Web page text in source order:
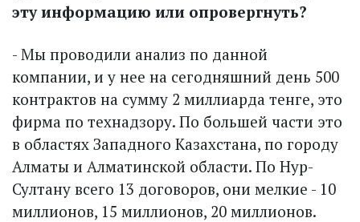
эту информацию или опровергнуть?
- Мы проводили анализ по данной
компании, и у нее на сегодняшний день 500
контрактов на сумму 2 миллиарда тенге, это
фирма по технадзору. По большей части это
в областях Западного Казахстана, по городу
Алматы и Алматинской области. По Нур-
Султану всего 13 договоров, они мелкие - 10
миллионов, 15 миллионов, 20 миллионов.